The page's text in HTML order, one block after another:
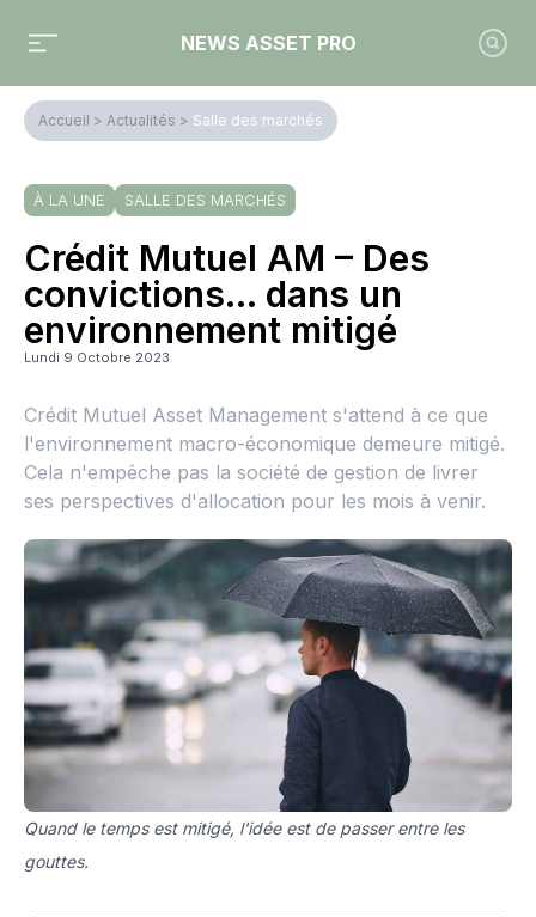
NEWS ASSET PRO
Accueil > Actualités > Salle des marchés
À LA UNE SALLE DES MARCHÉS
Crédit Mutuel AM – Des
convictions... dans un
environnement mitigé
Lundi 9 Octobre 2023
Crédit Mutuel Asset Management s'attend à ce que
l'environnement macro-économique demeure mitigé.
Cela n'empêche pas la société de gestion de livrer
ses perspectives d'allocation pour les mois à venir.
Quand le temps est mitigé, l'idée est de passer entre les
gouttes.